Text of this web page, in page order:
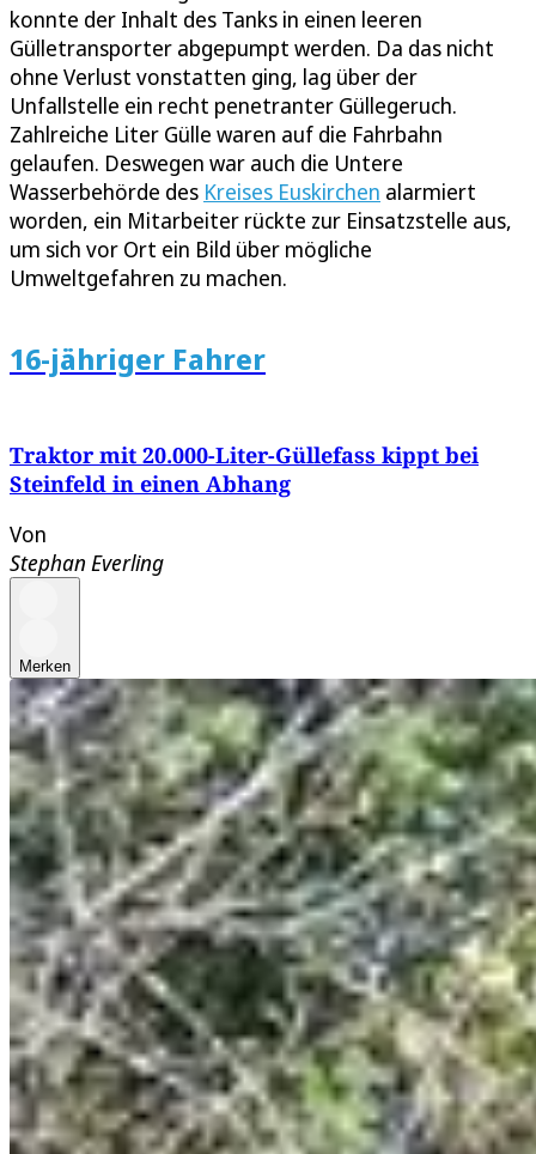
konnte der Inhalt des Tanks in einen leeren
Gülletransporter abgepumpt werden. Da das nicht
ohne Verlust vonstatten ging, lag über der
Unfallstelle ein recht penetranter Güllegeruch.
Zahlreiche Liter Gülle waren auf die Fahrbahn
gelaufen. Deswegen war auch die Untere
Wasserbehörde des Kreises Euskirchen alarmiert
worden, ein Mitarbeiter rückte zur Einsatzstelle aus,
um sich vor Ort ein Bild über mögliche
Umweltgefahren zu machen.
16-jähriger Fahrer
Traktor mit 20.000-Liter-Güllefass kippt bei
Steinfeld in einen Abhang
Von
Stephan Everling
Merken